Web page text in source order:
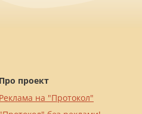
Про проект
Реклама на "Протокол"